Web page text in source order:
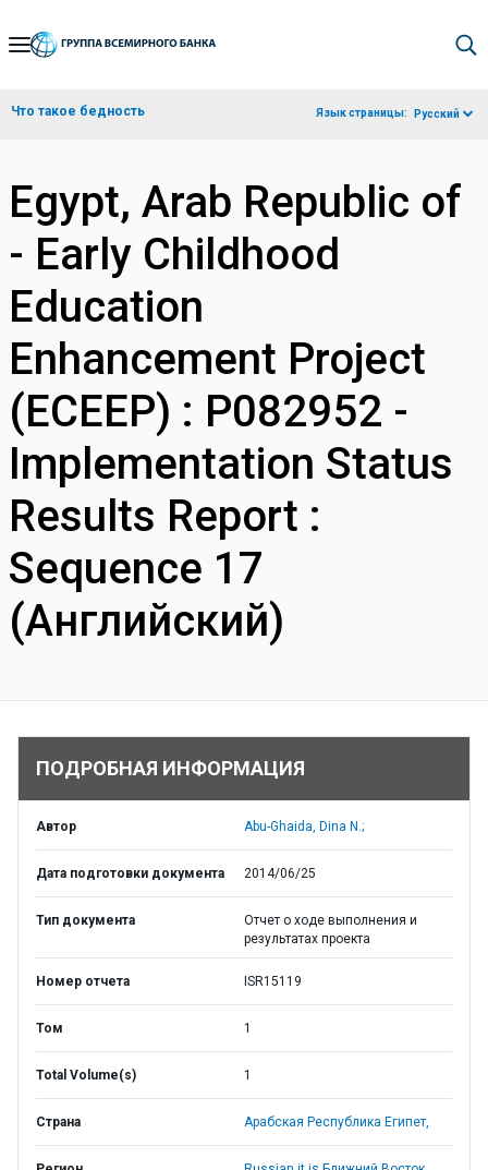
Skip
Navigation
Что такое бедность Язык страницы: Русский
Egypt, Arab Republic of
- Early Childhood
Education
Enhancement Project
(ECEEP) : P082952 -
Implementation Status
Results Report :
Sequence 17
(Английский)
ПОДРОБНАЯ ИНФОРМАЦИЯ
Автор Abu-Ghaida, Dina N.;
Дата подготовки документа 2014/06/25
Тип документа
Отчет о ходе выполнения и
результатах проекта
Номер отчета ISR15119
Том 1
Total Volume(s) 1
Страна Арабская Республика Египет,